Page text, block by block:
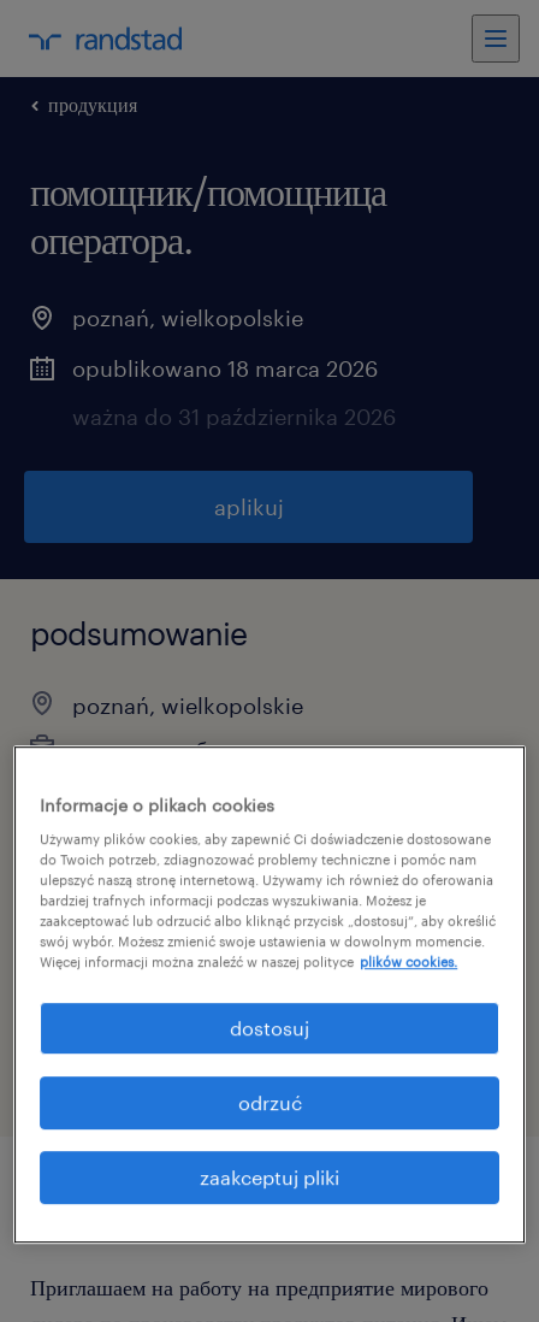
продукция
помощник/помощница
оператора.
poznań, wielkopolskie
opublikowano 18 marca 2026
ważna do 31 października 2026
aplikuj
podsumowanie
poznań, wielkopolskie
временная работа
pełen etat
specjalizacja
продукция
reference number
szczegóły oferty
Приглашаем на работу на предприятие мирового
Informacje o plikach cookies
Używamy plików cookies, aby zapewnić Ci doświadczenie dostosowane
do Twoich potrzeb, zdiagnozować problemy techniczne i pomóc nam
ulepszyć naszą stronę internetową. Używamy ich również do oferowania
bardziej trafnych informacji podczas wyszukiwania. Możesz je
zaakceptować lub odrzucić albo kliknąć przycisk „dostosuj”, aby określić
swój wybór. Możesz zmienić swoje ustawienia w dowolnym momencie.
Więcej informacji można znaleźć w naszej polityce plików cookies.
zaakceptuj pliki
odrzuć
dostosuj